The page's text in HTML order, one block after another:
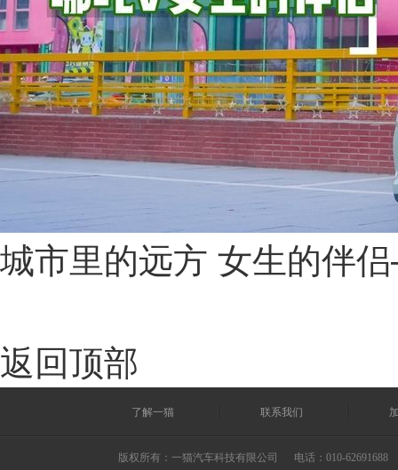
城市里的远方 女生的伴
返回顶部
了解一猫 联系我们
版权所有：一猫汽车科技有限公司 电话：010-